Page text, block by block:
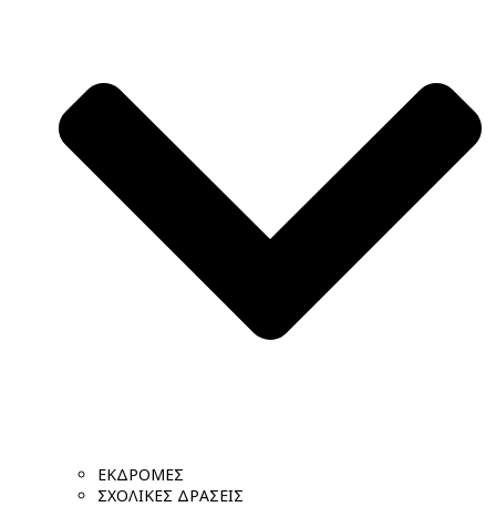
ΕΚΔΡΟΜΕΣ
ΣΧΟΛΙΚΕΣ ΔΡΑΣΕΙΣ